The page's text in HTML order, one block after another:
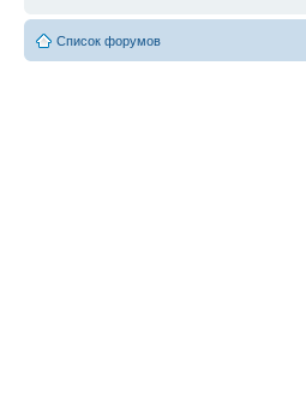
Список форумов